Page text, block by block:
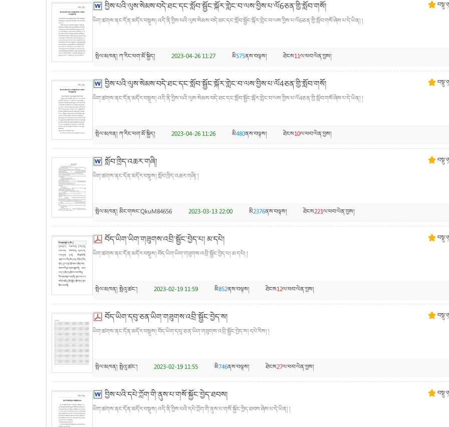
བྱིས་པའི་ལུས་སེམས་བདེ་ཐང་དང་སློབ་སྦྱོང་སྐོར་གླེང་བ་ལས་བྱིས་པ་ལོ6ཅན་གྱི་སློབ་གསོ།
ཡིག་ཚགས་ནང་དོན་མདོར་བསྡུས། འདི་ནི་བྱིས་པའི་ལུས་སེམས་བདེ་ཐང་དང་སློབ་སྦྱོང་སྐོར་གླེང་བ་ལས་བྱིས་པ་ལོ6ཅན་གྱི་སློབ་གསོ་ཞེས་པ་དེ་ཡིན། །
སྤེལ་མཁན། ཀ་རིང་ཕག་མོ་སྐྱིད། 2023-04-26 11:27 མི575ནས་བལྟས། ཐེངས11ལ་ཕབ་ལེན་བྱས།
བྱིས་པའི་ལུས་སེམས་བདེ་ཐང་དང་སློབ་སྦྱོང་སྐོར་གླེང་བ་ལས་བྱིས་པ་ལོ4ཅན་གྱི་སློབ་གསོ།
ཡིག་ཚགས་ནང་དོན་མདོར་བསྡུས། འདི་ནི་བྱིས་པའི་ལུས་སེམས་བདེ་ཐང་དང་སློབ་སྦྱོང་སྐོར་གླེང་བ་ལས་བྱིས་པ་ལོ4ཅན་གྱི་སློབ་གསོ་ཞེས་པ་དེ་ཡིན། །
སྤེལ་མཁན། ཀ་རིང་ཕག་མོ་སྐྱིད། 2023-04-26 11:26 མི480ནས་བལྟས། ཐེངས10ལ་ཕབ་ལེན་བྱས།
སློབ་ཁྲིད་འཆར་གཞི།
ཡིག་ཚགས་ནང་དོན་མདོར་བསྡུས། སློབ་ཁྲིད་འཆར་གཞི། །
སྤེལ་མཁན། མིང་གསང་QkuM84656 2023-03-13 22:00 མི2376ནས་བལྟས། ཐེངས221ལ་ཕབ་ལེན་བྱས།
བོད་ཡིག་ཡིག་གཟུགས་འབྲི་སྦྱོང་བྱེད་པ། མ་དཔེ།
ཡིག་ཚགས་ནང་དོན་མདོར་བསྡུས། བོད་ཡིག་ཡིག་གཟུགས་འབྲི་སྦྱོང་བྱེད་པ། མ་དཔེ། །
སྤེལ་མཁན། སྤྲེའུ་ཚང་། 2023-02-19 11:59 མི852ནས་བལྟས། ཐེངས12ལ་ཕབ་ལེན་བྱས།
བོད་ཡིག་དབུ་ཅན་ཡིག་གཟུགས་འབྲི་སྦྱོང་བྱེད་ས།
ཡིག་ཚགས་ནང་དོན་མདོར་བསྡུས། བོད་ཡིག་དབུ་ཅན་ཡིག་གཟུགས་འབྲི་སྦྱོང་བྱེད་ས། དཔེ་རིས། །
སྤེལ་མཁན། སྤྲེའུ་ཚང་། 2023-02-19 11:55 མི746ནས་བལྟས། ཐེངས27ལ་ཕབ་ལེན་བྱས།
བྱིས་པའི་དཔེ་ཀློག་གི་ནུས་པ་གསོ་སྐྱོང་བྱེད་ཐབས།
ཡིག་ཚགས་ནང་དོན་མདོར་བསྡུས། འདི་ནི་བྱིས་པའི་དཔེ་ཀློག་གི་ནུས་པ་གསོ་སྐྱོང་བྱེད་ཐབས་ཞེས་པ་དེ་ཡིན། །